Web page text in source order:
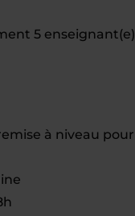
5
à niveau